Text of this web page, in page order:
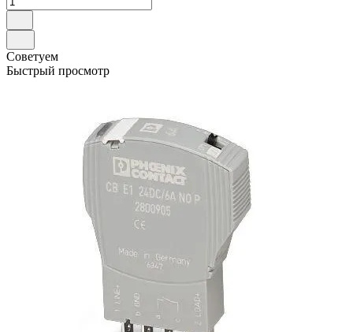
Советуем
Быстрый просмотр